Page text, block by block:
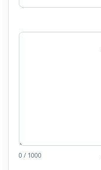
0 / 1000